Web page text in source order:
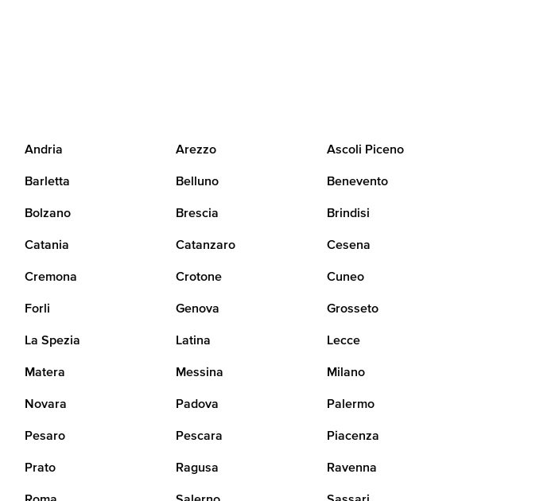
Andria Arezzo Ascoli Piceno
Barletta Belluno Benevento
Bolzano Brescia Brindisi
Catania Catanzaro Cesena
Cremona Crotone Cuneo
Forli Genova Grosseto
La Spezia Latina Lecce
Matera Messina Milano
Novara Padova Palermo
Pesaro Pescara Piacenza
Prato Ragusa Ravenna